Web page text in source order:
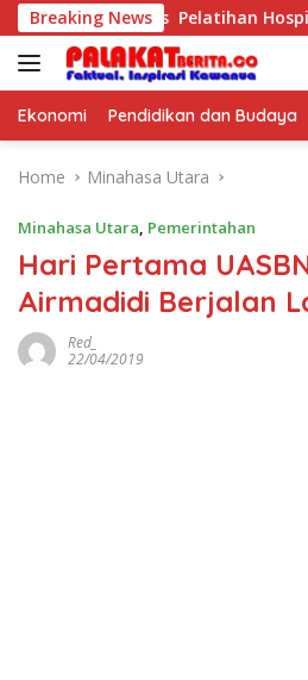
Skip
to
content
Breaking News
Kids Pelatihan Hospitality
Ekonomi Pendidikan dan Budaya
Home Minahasa Utara
Minahasa Utara, Pemerintahan
Hari Pertama
Airmadidi Berjalan
Red_
22/04/2019